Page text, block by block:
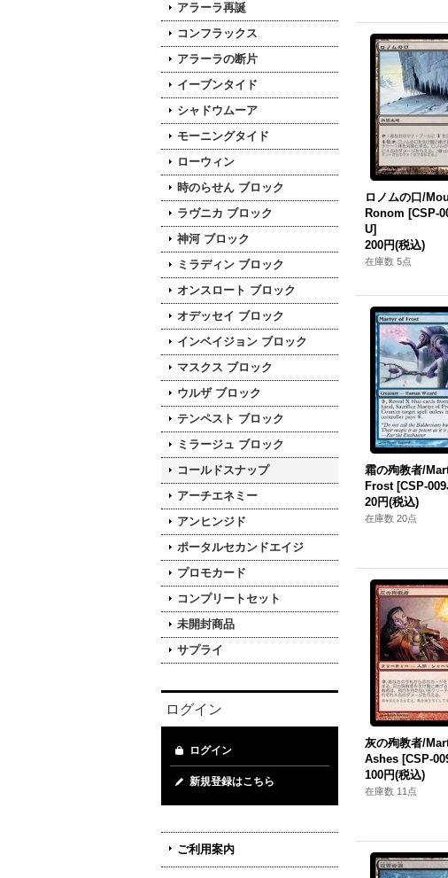
アラーラ再誕
コンフラックス
アラーラの断片
イーブンタイド
シャドウムーア
モーニングタイド
ローウィン
時のらせん ブロック
ラヴニカ ブロック
神河 ブロック
ミラディン ブロック
オンスロート ブロック
オデッセイ ブロック
インベイジョン ブロック
マスクス ブロック
ウルザ ブロック
テンペスト ブロック
ミラージュ ブロック
コールドスナップ
アーチエネミー
アンヒンジド
ポータルセカンドエイジ
プロモカード
コンプリートセット
未開封商品
サプライ
ログイン
ログイン
新規登録はこちら
ご利用案内
ロノムの口/
Ronom [CSP-
U]
200円(税込)
在庫数 5点
霜の殉教者/
Frost [CSP-
20円(税込)
在庫数 20点
灰の殉教者/
Ashes [CSP-
100円(税込)
在庫数 11点